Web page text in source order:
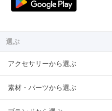
選ぶ
アクセサリーから選ぶ
素材・パーツから選ぶ